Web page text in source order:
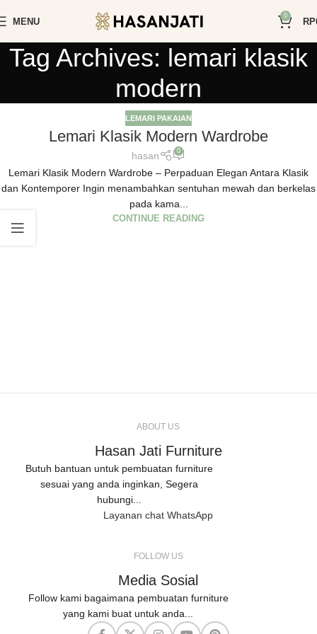
MENU
0
RP
Tag Archives: lemari klasik
modern
LEMARI PAKAIAN
Lemari Klasik Modern Wardrobe
hasan 0
Lemari Klasik Modern Wardrobe – Perpaduan Elegan Antara Klasik
dan Kontemporer Ingin menambahkan sentuhan mewah dan berkelas
pada kama...
CONTINUE READING
ABOUT US
Hasan Jati Furniture
Butuh bantuan untuk pembuatan furniture
sesuai yang anda inginkan, Segera
hubungi...
Layanan chat WhatsApp
FOLLOW US
Media Sosial
Follow kami bagaimana pembuatan furniture
yang kami buat untuk anda...